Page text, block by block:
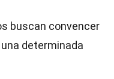
buscan convencer
determinada